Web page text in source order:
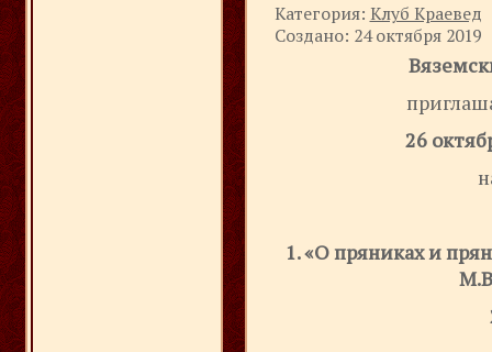
Категория: Клуб Краевед
Создано: 24 октября 2019
26
1. «О пряниках и